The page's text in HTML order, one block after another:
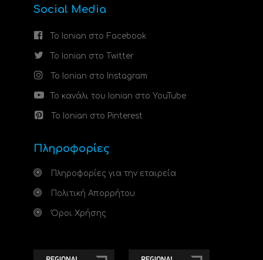
Social Media
Το Ionian στο Facebook
Το Ionian στο Twitter
Το Ionian στο Instagram
Το κανάλι του Ionian στο YouTube
Το Ionian στο Pinterest
Πληροφορίες
Πληροφορίες για την εταιρεία
Πολιτική Απορρήτου
Όροι Χρήσης